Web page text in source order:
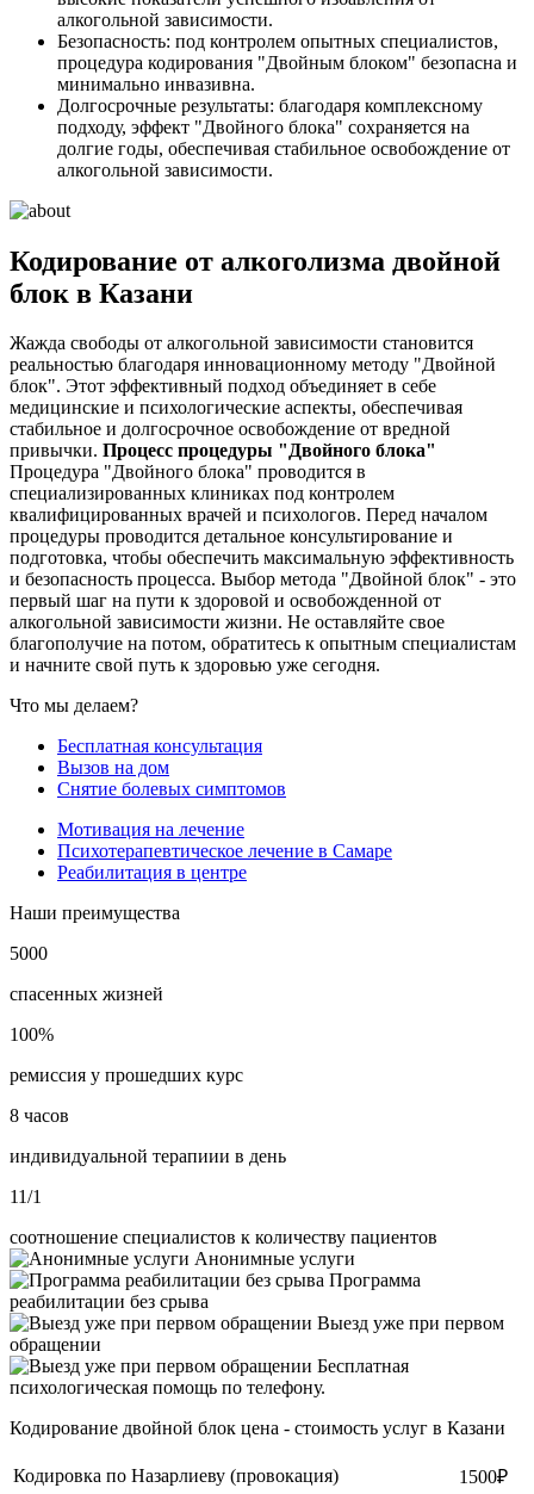
алкогольной зависимости.
Безопасность: под контролем опытных специалистов,
процедура кодирования "Двойным блоком" безопасна и
минимально инвазивна.
Долгосрочные результаты: благодаря комплексному
подходу, эффект "Двойного блока" сохраняется на
долгие годы, обеспечивая стабильное освобождение от
алкогольной зависимости.
Кодирование от алкоголизма двойной
блок в Казани
Жажда свободы от алкогольной зависимости становится
реальностью благодаря инновационному методу "Двойной
блок". Этот эффективный подход объединяет в себе
медицинские и психологические аспекты, обеспечивая
стабильное и долгосрочное освобождение от вредной
привычки. Процесс процедуры "Двойного блока"
Процедура "Двойного блока" проводится в
специализированных клиниках под контролем
квалифицированных врачей и психологов. Перед началом
процедуры проводится детальное консультирование и
подготовка, чтобы обеспечить максимальную эффективность
и безопасность процесса. Выбор метода "Двойной блок" - это
первый шаг на пути к здоровой и освобожденной от
алкогольной зависимости жизни. Не оставляйте свое
благополучие на потом, обратитесь к опытным специалистам
и начните свой путь к здоровью уже сегодня.
Что мы делаем?
Бесплатная консультация
Вызов на дом
Снятие болевых симптомов
Мотивация на лечение
Психотерапевтическое лечение в Самаре
Реабилитация в центре
Наши преимущества
5000
спасенных жизней
100%
ремиссия у прошедших курс
8 часов
индивидуальной терапиии в день
11/1
соотношение специалистов к количеству пациентов
Анонимные услуги
Программа
реабилитации без срыва
Выезд уже при первом
обращении
Бесплатная
психологическая помощь по телефону.
Кодирование двойной блок цена - стоимость услуг в Казани
Кодировка по Назарлиеву (провокация)
1500₽